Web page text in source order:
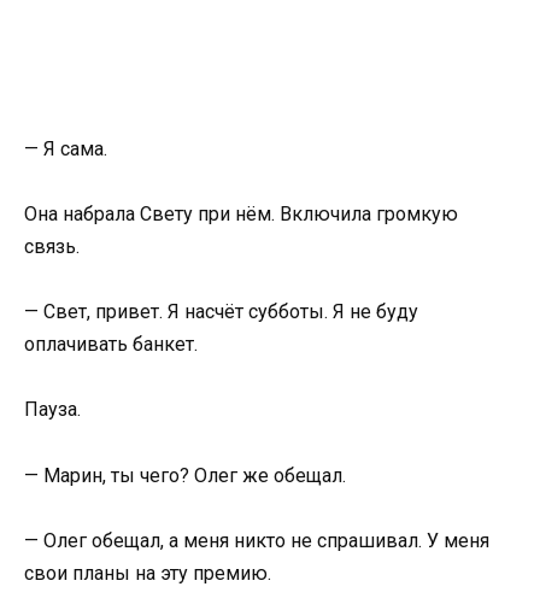
— Я сама.
Она набрала Свету при нём. Включила громкую
связь.
— Свет, привет. Я насчёт субботы. Я не буду
оплачивать банкет.
Пауза.
— Марин, ты чего? Олег же обещал.
— Олег обещал, а меня никто не спрашивал. У меня
свои планы на эту премию.